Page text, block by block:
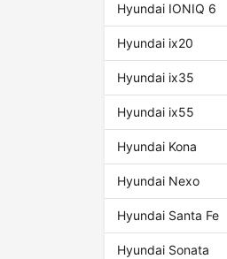
Hyundai IONIQ 6
Hyundai ix20
Hyundai ix35
Hyundai ix55
Hyundai Kona
Hyundai Nexo
Hyundai Santa Fe
Hyundai Sonata